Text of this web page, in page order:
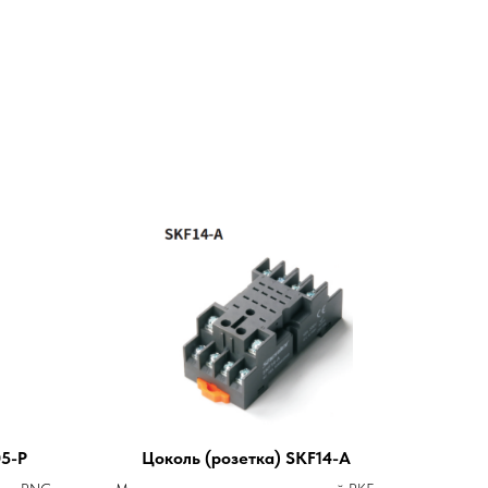
P Цоколь (розетка) SKF14-A